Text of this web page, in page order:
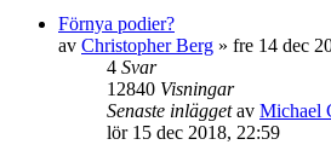
Förnya podier?
av Christopher Berg » fre 14 dec
4 Svar
12840 Visningar
Senaste inläggetav Michael
lör 15 dec 2018, 22:59